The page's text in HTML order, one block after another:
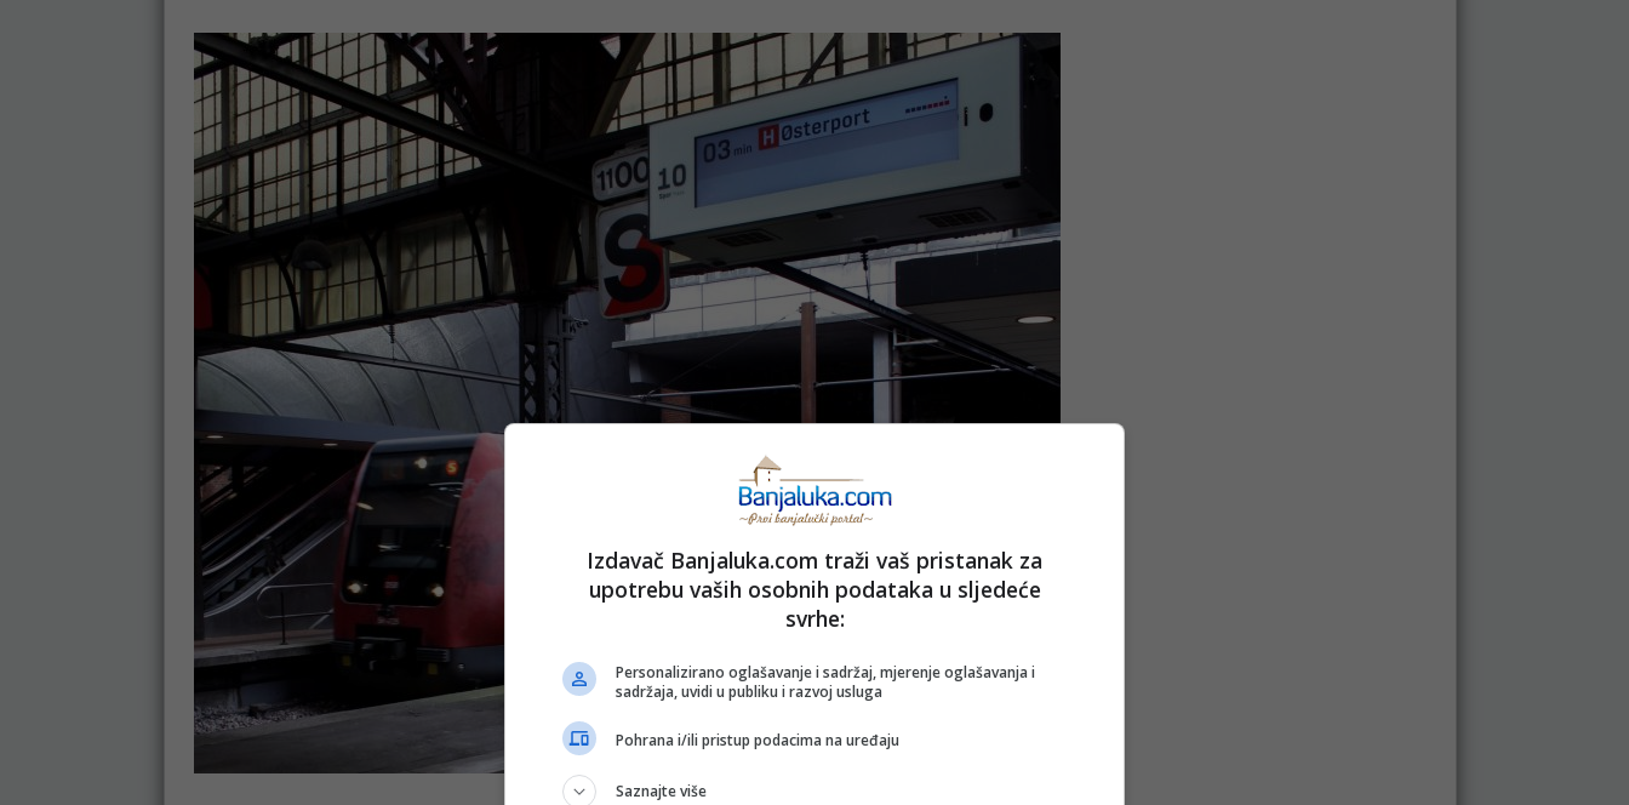
Izdavač Banjaluka.com traži vaš pristanak za
upotrebu vaših osobnih podataka u sljedeće
svrhe:
Personalizirano oglašavanje i sadržaj, mjerenje oglašavanja i
sadržaja, uvidi u publiku i razvoj usluga
Pohrana i/ili pristup podacima na uređaju
Saznajte više